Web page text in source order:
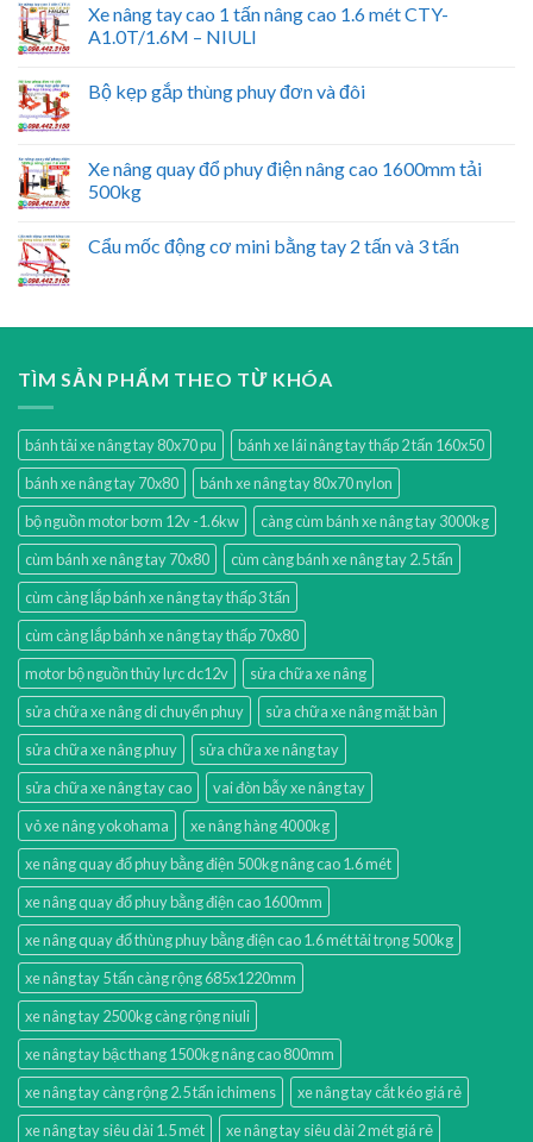
Xe nâng tay cao 1 tấn nâng cao 1.6 mét CTY-
A1.0T/1.6M – NIULI
Bộ kẹp gắp thùng phuy đơn và đôi
Xe nâng quay đổ phuy điện nâng cao 1600mm tải
500kg
Cẩu mốc động cơ mini bằng tay 2 tấn và 3 tấn
TÌM SẢN PHẨM THEO TỪ KHÓA
bánh tải xe nâng tay 80x70 pu
bánh xe lái nâng tay thấp 2 tấn 160x50
bánh xe nâng tay 70x80
bánh xe nâng tay 80x70 nylon
bộ nguồn motor bơm 12v -1.6kw
càng cùm bánh xe nâng tay 3000kg
cùm bánh xe nâng tay 70x80
cùm càng bánh xe nâng tay 2.5 tấn
cùm càng lắp bánh xe nâng tay thấp 3 tấn
cùm càng lắp bánh xe nâng tay thấp 70x80
motor bộ nguồn thủy lực dc12v
sửa chữa xe nâng
sửa chữa xe nâng di chuyển phuy
sửa chữa xe nâng mặt bàn
sửa chữa xe nâng phuy
sửa chữa xe nâng tay
sửa chữa xe nâng tay cao
vai đòn bẫy xe nâng tay
vỏ xe nâng yokohama
xe nâng hàng 4000kg
xe nâng quay đổ phuy bằng điện 500kg nâng cao 1.6 mét
xe nâng quay đổ phuy bằng điện cao 1600mm
xe nâng quay đổ thùng phuy bằng điện cao 1.6 mét tải trọng 500kg
xe nâng tay 5 tấn càng rộng 685x1220mm
xe nâng tay 2500kg càng rộng niuli
xe nâng tay bậc thang 1500kg nâng cao 800mm
xe nâng tay càng rộng 2.5 tấn ichimens
xe nâng tay cắt kéo giá rẻ
xe nâng tay siêu dài 1.5 mét
xe nâng tay siêu dài 2 mét giá rẻ